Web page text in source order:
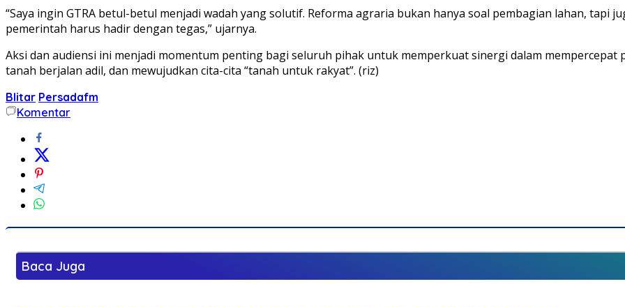
“Saya ingin GTRA betul-betul menjadi wadah yang solutif. Reforma agraria bukan hanya soal pembagian lahan, tapi
pemerintah harus hadir dengan tegas,” ujarnya.
Aksi dan audiensi ini menjadi momentum penting bagi seluruh pihak untuk memperkuat sinergi dalam
tanah berjalan adil, dan mewujudkan cita-cita “tanah untuk rakyat”. (riz)
Blitar Persadafm
Komentar
Baca Juga